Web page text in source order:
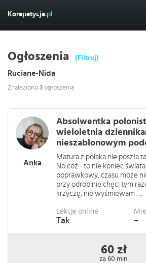
Korepetycje.pl
Ogłoszenia (Filtruj)
Ruciane-Nida
Znaleziono 3 ogłoszenia
Anka
Absolwentka
wieloletnia
nieszablonowym
Matura z polaka nie poszła
No cóż - to nie koniec
poprawkowy, czasu może
przy odrobinie chęci tym
krzyczę, nie wyśmiewam . . .
Lekcje online
Tak –
60 zł
za 60 min